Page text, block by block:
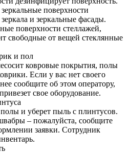
поверхности
и зеркальные фасады.
поверхности стеллажей,
свободные от вещей стеклянные
и пол
ковровые покрытия, полы
Если у вас нет своего
сообщите об этом оператору,
свое оборудование.
и уберет пыль с плинтусов.
– пожалуйста, сообщите
заявки. Сотрудник